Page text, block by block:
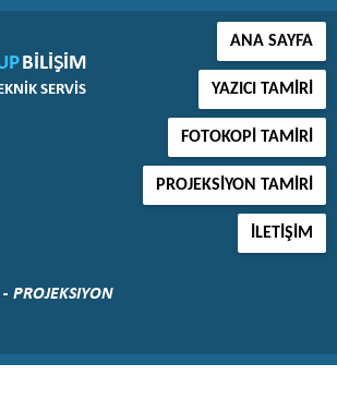
ANA SAYFA
YAZICI TAMIRI
FOTOKOPI TAMIRI
PROJEKSIYON TAMIRI
İLETIŞIM